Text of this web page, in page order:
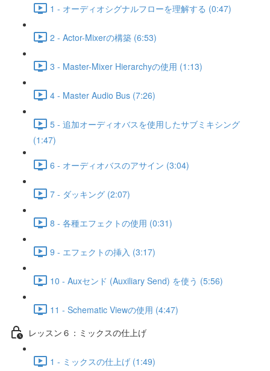
1 - オーディオシグナルフローを理解する (0:47)
2 - Actor-Mixerの構築 (6:53)
3 - Master-Mixer Hierarchyの使用 (1:13)
4 - Master Audio Bus (7:26)
5 - 追加オーディオバスを使用したサブミキシング
(1:47)
6 - オーディオバスのアサイン (3:04)
7 - ダッキング (2:07)
8 - 各種エフェクトの使用 (0:31)
9 - エフェクトの挿入 (3:17)
10 - Auxセンド (Auxiliary Send) を使う (5:56)
11 - Schematic Viewの使用 (4:47)
レッスン６：ミックスの仕上げ
1 - ミックスの仕上げ (1:49)